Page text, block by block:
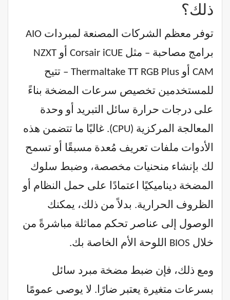
ذلك؟
توفر معظم الشركات المصنعة لمبردات AIO
برامج مصاحبة – مثل Corsair iCUE أو NZXT
CAM أو Thermaltake TT RGB Plus – تتيح
للمستخدمين تخصيص سرعات المضخة بناءً
على درجات حرارة سائل التبريد أو وحدة
المعالجة المركزية (CPU). غالبًا ما تتضمن هذه
الأدوات ملفات تعريف مُعدة مسبقًا أو تسمح
لك بإنشاء منحنيات مخصصة، وضبط سلوك
المضخة ديناميكيًا اعتمادًا على حمل النظام أو
الظروف الحرارية. بدلاً من ذلك، يمكنك
الوصول إلى عناصر تحكم مماثلة مباشرةً من
خلال BIOS اللوحة الأم الخاصة بك.
ومع ذلك، فإن ضبط مضخة مبرد سائل
بسرعات متغيرة يعتبر ضارًا. لا يوصى عمومًا